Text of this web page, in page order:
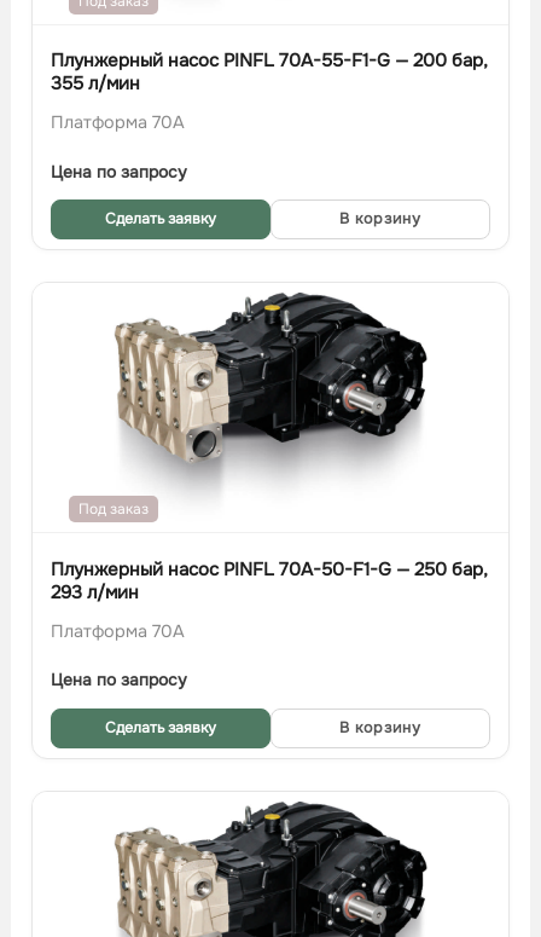
Плунжерный насос PINFL 70A-55-F1-G — 200 бар,
355 л/мин
Платформа 70A
Цена по запросу
Сделать заявку В корзину
Под заказ
Плунжерный насос PINFL 70A-50-F1-G — 250 бар,
293 л/мин
Платформа 70A
Цена по запросу
Сделать заявку В корзину